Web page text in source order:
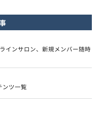
インサロン、新規メンバー随時
ンツ一覧